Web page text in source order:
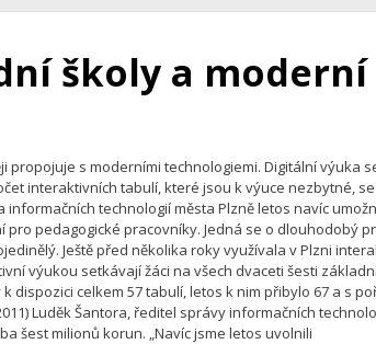
školy a moderní
propojuje s moderními technologiemi. Digitální výuka
interaktivních tabulí, které jsou k výuce nezbytné,
technologií města Plzně letos navíc
pedagogické pracovníky. Jedná se o dlouhodobý
Ještě před několika roky využívala v Plzni
výukou setkávají žáci na všech dvaceti šesti
dispozici celkem 57 tabulí, letos k nim přibylo 67 a s
Luděk Šantora, ředitel správy informačních
šest milionů korun. „Navíc jsme letos uvolnili